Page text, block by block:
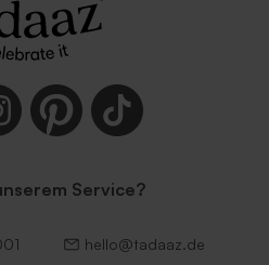
Umschlag mit
selbstklebender
Service?
hello@tadaaz.de